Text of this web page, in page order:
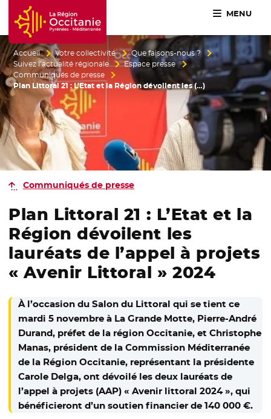
Accueil Région Occitanie / Pyrénées-Méditerranée
MENU
Accueil Votre collectivité
Que faisons-nous ?
Suivez l’actualité régionale
Espace presse
Communiqués de presse
Plan Littoral 21 : L’Etat et la Région dévoilent les (…)
Communiqués de presse
Plan Littoral 21 : L’Etat et la
Région dévoilent les
lauréats de l’appel à projets
« Avenir Littoral » 2024
À l’occasion du Salon du Littoral qui se tient ce
mardi 5 novembre à La Grande Motte, Pierre-André
Durand, préfet de la région Occitanie, et Christophe
Manas, président de la Commission Méditerranée
de la Région Occitanie, représentant la présidente
Carole Delga, ont dévoilé les deux lauréats de
l’appel à projets (AAP) « Avenir littoral 2024 », qui
bénéficieront d’un soutien financier de 140 000 €.